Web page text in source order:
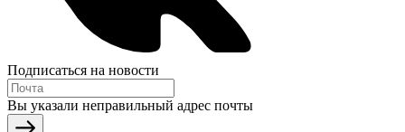
Подписаться на новости
Вы указали неправильный адрес почты